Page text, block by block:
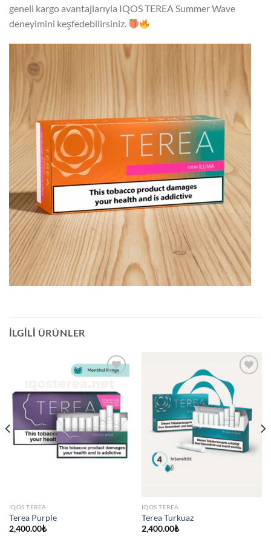
geneli kargo avantajlarıyla IQOS TEREA Summer Wave
deneyimini keşfedebilirsiniz.
İLGILI ÜRÜNLER
IQOS TEREA
Terea Purple
2,400.00₺
IQOS TEREA
Terea Turkuaz
2,400.00₺